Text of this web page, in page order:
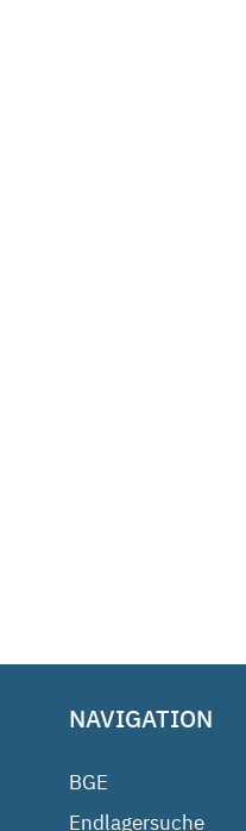
NAVIGATION
BGE
Endlagersuche